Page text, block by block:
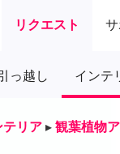
リクエスト
っ越し インテ
テリア ▸ 観葉植物